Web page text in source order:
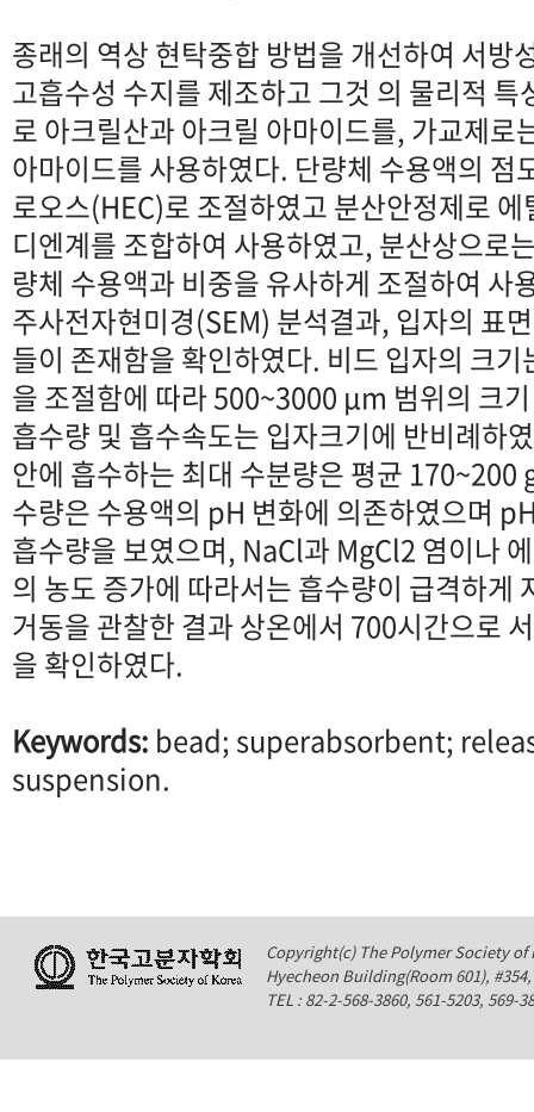
종래의 역상 현탁중합 방법을 개선하여 서방
고흡수성 수지를 제조하고 그것 의 물리적
로 아크릴산과 아크릴 아마이드를, 가교제
아마이드를 사용하였다. 단량체 수용액의 점
로오스(HEC)로 조절하였고 분산안정제로
디엔계를 조합하여 사용하였고, 분산상으로
량체 수용액과 비중을 유사하게 조절하여 사
주사전자현미경(SEM) 분석결과, 입자의 표
들이 존재함을 확인하였다. 비드 입자의 크
을 조절함에 따라 500~3000 μm 범위의 크
흡수량 및 흡수속도는 입자크기에 반비례하
안에 흡수하는 최대 수분량은 평균 170~200
수량은 수용액의 pH 변화에 의존하였으며
흡수량을 보였으며, NaCl과 MgCl2 염이나
의 농도 증가에 따라서는 흡수량이 급격하게
거동을 관찰한 결과 상온에서 700시간으로
을 확인하였다.
Keywords: bead; superabsorbent;
suspension.
Copyright(c) The Polymer Society of
Hyecheon Building(Room 601),
TEL : 82-2-568-3860, 561-5203,